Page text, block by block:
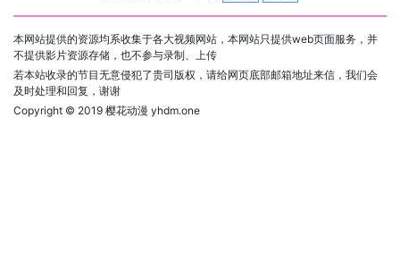
本网站提供的资源均系收集于各大视频网站，本网站只提供web页面服务，并
不提供影片资源存储，也不参与录制、上传
若本站收录的节目无意侵犯了贵司版权，请给网页底部邮箱地址来信，我们会
及时处理和回复，谢谢
Copyright © 2019 樱花动漫 yhdm.one